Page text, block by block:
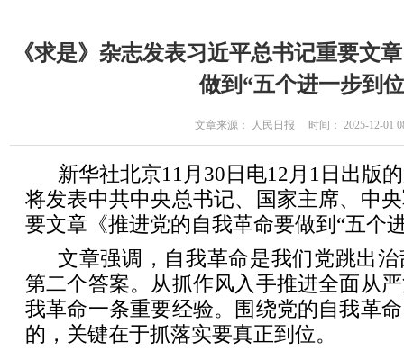
《求是》杂志发表习近平总书记重要文
做到“五个进一步到
文章来源： 人民日报 时间： 2025-12-01
新华社北京11月30日电12月1日出版
将发表中共中央总书记、国家主席、中
要文章《推进党的自我革命要做到“五个
文章强调，自我革命是我们党跳出
第二个答案。从抓作风入手推进全面从
我革命一条重要经验。围绕党的自我革
的，关键在于抓落实要真正到位。